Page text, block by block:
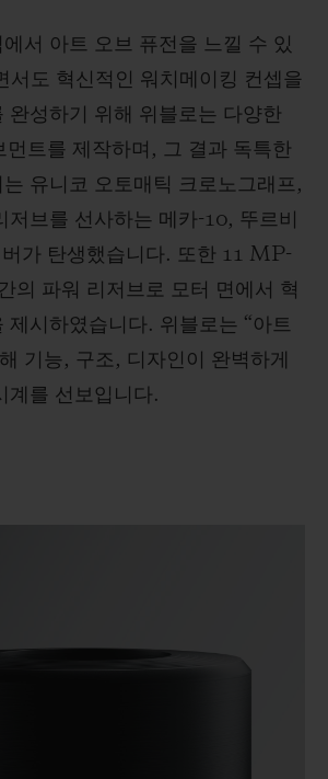
서 아트 오브 퓨전을 느낄 수 있
서도 혁신적인 워치메이킹 컨셉을
완성하기 위해 위블로는 다양한
먼트를 제작하며, 그 결과 독특한
유니코 오토매틱 크로노그래프,
저브를 선사하는 메카-10, 뚜르비
가 탄생했습니다. 또한 11 MP-
의 파워 리저브로 모터 면에서 혁
제시하였습니다. 위블로는 “아트
기능, 구조, 디자인이 완벽하게
계를 선보입니다.